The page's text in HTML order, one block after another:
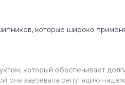
которые широко
который обеспечивает
она завоевала репутацию